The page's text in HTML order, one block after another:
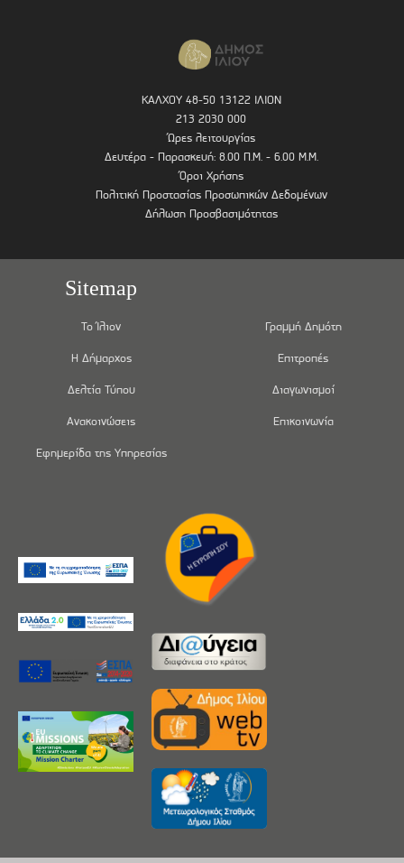
ΚΑΛΧΟΥ 48-50 13122 ΙΛΙΟΝ
213 2030 000
Ώρες λειτουργίας
Δευτέρα - Παρασκευή: 8.00 Π.Μ. - 6.00 Μ.Μ.
Όροι Χρήσης
Πολιτική Προστασίας Προσωπικών Δεδομένων
Δήλωση Προσβασιμότητας
Sitemap
Το Ίλιον
Η Δήμαρχος
Δελτία Τύπου
Ανακοινώσεις
Εφημερίδα της Υπηρεσίας
Γραμμή Δημότη
Επιτροπές
Διαγωνισμοί
Επικοινωνία